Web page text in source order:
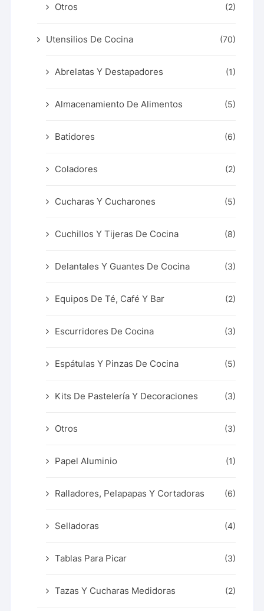
Otros (2)
Utensilios De Cocina (70)
Abrelatas Y Destapadores (1)
Almacenamiento De Alimentos (5)
Batidores (6)
Coladores (2)
Cucharas Y Cucharones (5)
Cuchillos Y Tijeras De Cocina (8)
Delantales Y Guantes De Cocina (3)
Equipos De Té, Café Y Bar (2)
Escurridores De Cocina (3)
Espátulas Y Pinzas De Cocina (5)
Kits De Pastelería Y Decoraciones (3)
Otros (3)
Papel Aluminio (1)
Ralladores, Pelapapas Y Cortadoras (6)
Selladoras (4)
Tablas Para Picar (3)
Tazas Y Cucharas Medidoras (2)